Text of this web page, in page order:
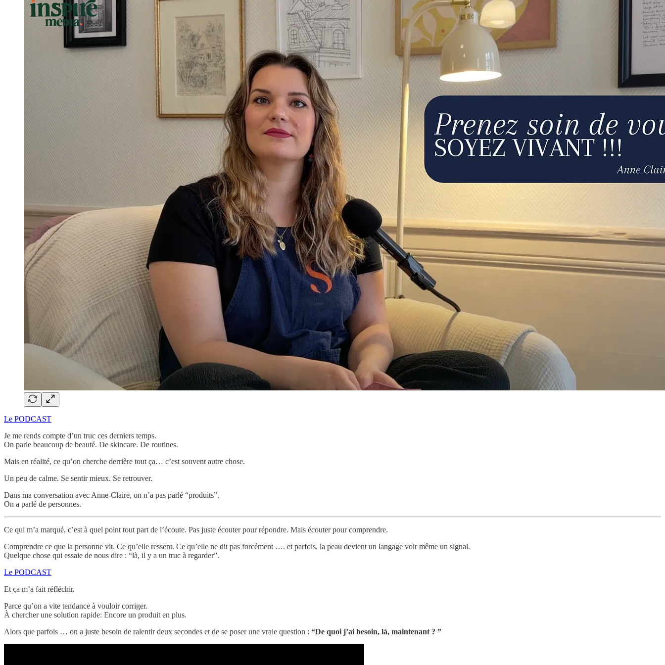
Le PODCAST
Je me rends compte d’un truc ces derniers temps.
On parle beaucoup de beauté. De skincare. De routines.
Mais en réalité, ce qu’on cherche derrière tout ça… c’est souvent autre chose.
Un peu de calme. Se sentir mieux. Se retrouver.
Dans ma conversation avec Anne-Claire, on n’a pas parlé “produits”.
On a parlé de personnes.
Ce qui m’a marqué, c’est à quel point tout part de l’écoute. Pas juste écouter pour répondre. Mais écouter pour comprendre.
Comprendre ce que la personne vit. Ce qu’elle ressent. Ce qu’elle ne dit pas forcément …. et parfois, la peau devient un langage voir même un signal.
Quelque chose qui essaie de nous dire : “là, il y a un truc à regarder”.
Le PODCAST
Et ça m’a fait réfléchir.
Parce qu’on a vite tendance à vouloir corriger.
À chercher une solution rapide: Encore un produit en plus.
Alors que parfois … on a juste besoin de ralentir deux secondes et de se poser une vraie question : “De quoi j’ai besoin, là, maintenant ? ”